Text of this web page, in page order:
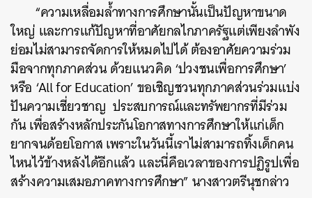
“ความเหลื่อมล้ำทางการศึกษานั้นเป็นปัญหาขนาด
ใหญ่ และการแก้ปัญหาที่อาศัยกลไกภาครัฐแต่เพียงลำพัง
ย่อมไม่สามารถจัดการให้หมดไปได้ ต้องอาศัยความร่วม
มือจากทุกภาคส่วน ด้วยแนวคิด ‘ปวงชนเพื่อการศึกษา’
หรือ ‘All for Education’ ขอเชิญชวนทุกภาคส่วนร่วมแบ่ง
ปันความเชี่ยวชาญ ประสบการณ์และทรัพยากรที่มีร่วม
กัน เพื่อสร้างหลักประกันโอกาสทางการศึกษาให้แก่เด็ก
ยากจนด้อยโอกาส เพราะในวันนี้เราไม่สามารถทิ้งเด็กคน
ไหนไว้ข้างหลังได้อีกแล้ว และนี่คือเวลาของการปฏิรูปเพื่อ
สร้างความเสมอภาคทางการศึกษา” นางสาวตรีนุชกล่าว